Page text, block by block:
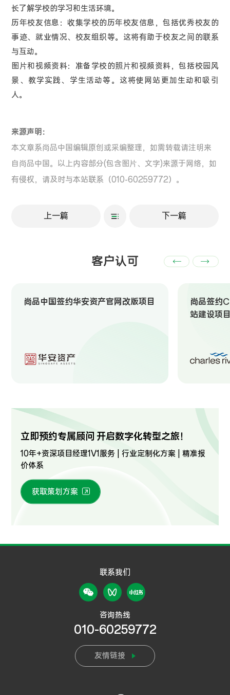
长了解学校的学习和生活环境。
历年校友信息：收集学校的历年校友信息，包括优秀校友的
事迹、就业情况、校友组织等。这将有助于校友之间的联系
与互动。
图片和视频资料：准备学校的照片和视频资料，包括校园风
景、教学实践、学生活动等。这将使网站更加生动和吸引
人。
来源声明：
本文章系尚品中国编辑原创或采编整理，如需转载请注明来
自尚品中国。以上内容部分(包含图片、文字)来源于网络，如
有侵权，请及时与本站联系（010-60259772）。
上一篇 下一篇
客户认可
尚品中国签约华安资产官网改版项目
尚品签约
站建设项
立即预约专属顾问 开启数字化转型之旅！
10年+资深项目经理1V1服务 | 行业定制化方案 | 精准报
价体系
获取策划方案
联系我们
咨询热线
010-60259772
友情链接